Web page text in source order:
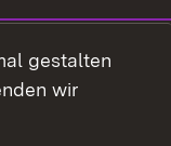
gestalten
wir